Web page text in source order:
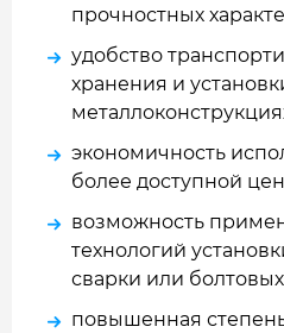
прочностных
удобство
хранения и
экономичность
более доступной
возможность
технологий
сварки или
повышенная